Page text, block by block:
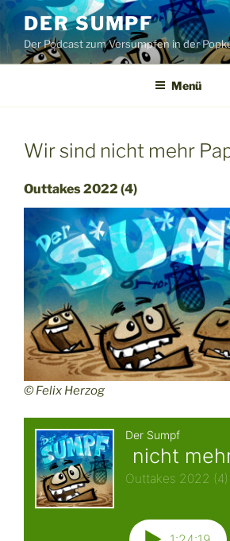
Zum
Inhalt
springen
DER SUMPF
Der Podcast zum Versumpfen in der
Menü
Wir sind nicht mehr
Outtakes 2022 (4)
© Felix Herzog